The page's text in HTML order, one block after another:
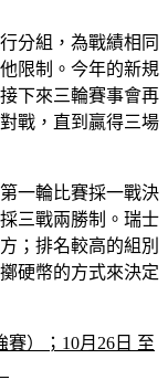
分組，為戰績相同
限制。今年的新規
下來三輪賽事會再
戰，直到贏得三場
一輪比賽採一戰決
三戰兩勝制。瑞士
；排名較高的組別
硬幣的方式來決定
賽）；10月26日 至